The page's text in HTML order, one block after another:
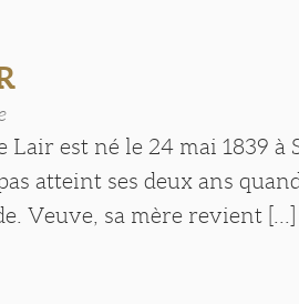
Lair est né le 24 mai 1839
atteint ses deux ans
Veuve, sa mère revient [...]